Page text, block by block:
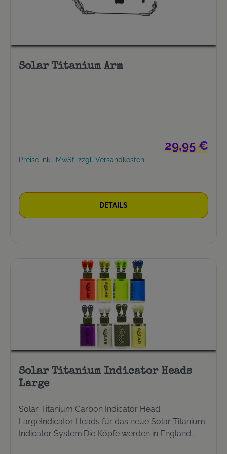
Solar Titanium Arm
Regulärer
29,95 €
Preise inkl. MwSt. zzgl. Versandkosten
DETAILS
Solar Titanium Indicator Heads
Large
Solar Titanium Carbon Indicator Head
LargeIndicator Heads für das neue Solar Titanium
Indicator System.Die Köpfe werden in England